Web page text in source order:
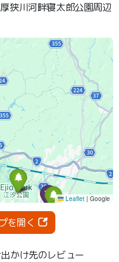
狭川河畔寝太郎公園周辺
を開く
かけ先のレビュー